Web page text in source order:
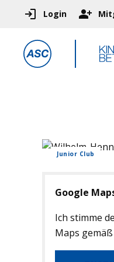
Login
Junior Club
Google
Ich stimme
Maps